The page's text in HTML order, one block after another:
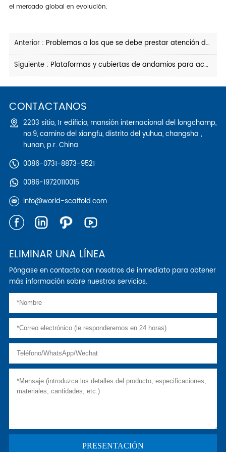
el mercado global en evolución.
Anterior : Problemas a los que se debe prestar atención durante la erección de andamios en voladizo
Siguiente : Plataformas y cubiertas de andamios para acceso seguro a la construcción
CONTÁCTANOS
2203 sitio, 1r edificio, mansión internacional del longchamp,
no.9, camino del xiangfu, distrito del yuhua, changsha ,
hunan, p.r. China
0086-0731-8873-9521
0086-19720110015
info@world-scaffold.com
ELIMINAR UNA LÍNEA
Póngase en contacto con nosotros de inmediato para obtener
más información sobre nuestros servicios.